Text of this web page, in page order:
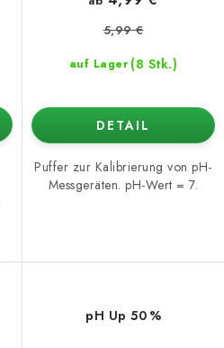
auf Lager (8 Stk.)
5,99 €
DETAIL
Puffer zur Kalibrierung von pH-
Messgeräten. pH-Wert = 7.
pH Up 50 %